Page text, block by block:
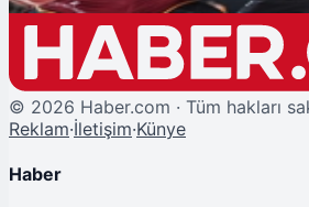
© 2026 Haber.com · Tüm hakları
Reklam·İletişim·Künye
Haber